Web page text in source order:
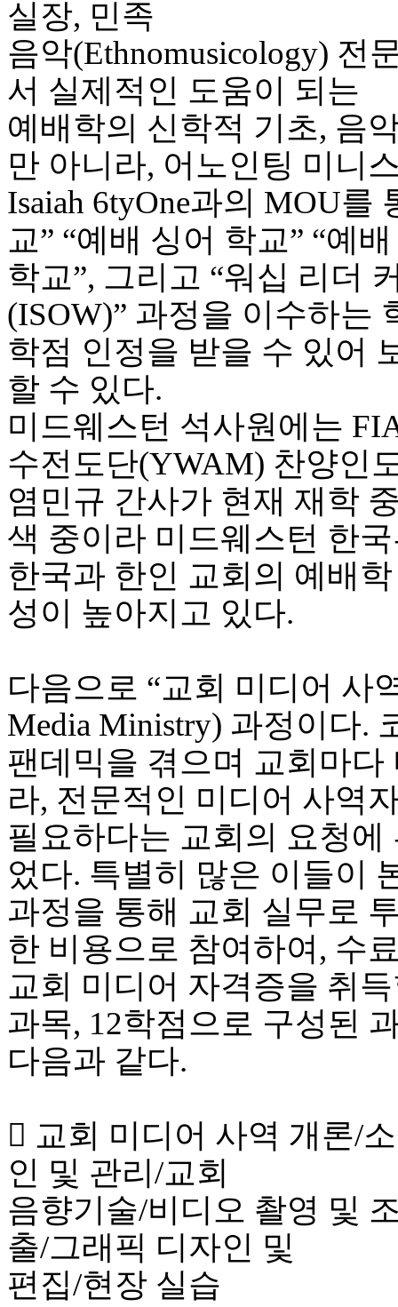
진
후
기
대
출
기
아
센
터
토
미
진
후
기
프
진
약
미
24
시
간
출
실장, 민족
음악(Ethnomusicology) 전
서 실제적인 도움이 되는
예배학의 신학적 기초, 음
만 아니라, 어노인팅 미니
Isaiah 6tyOne과의 MOU를
교” “예배 싱어 학교” “예
학교”, 그리고 “워십 리더
(ISOW)” 과정을 이수하는
학점 인정을 받을 수 있어
할 수 있다.
미드웨스턴 석사원에는
수전도단(YWAM) 찬양인
염민규 간사가 현재 재학
색 중이라 미드웨스턴 한
한국과 한인 교회의 예배
성이 높아지고 있다.
다음으로 “교회 미디어 사
Media Ministry) 과정이다.
팬데믹을 겪으며 교회마
라, 전문적인 미디어 사역
필요하다는 교회의 요청
었다. 특별히 많은 이들이
과정을 통해 교회 실무로
한 비용으로 참여하여, 수
교회 미디어 자격증을 취
과목, 12학점으로 구성된
다음과 같다.
 교회 미디어 사역 개론/
인 및 관리/교회
음향기술/비디오 촬영 및
출/그래픽 디자인 및
편집/현장 실습